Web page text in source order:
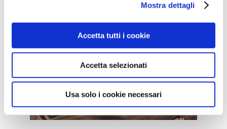
Mostra dettagli
Accetta tutti i cookie
Accetta selezionati
Usa solo i cookie necessari
CONTEMPORANEO / CAMERE
Majestic